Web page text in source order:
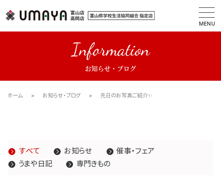
MENU
Information
お知らせ・ブログ
ホーム お知らせ・ブログ 先日のお写真ご紹介✨
すべて お知らせ
催事・フェア
うまや日記
専門きもの